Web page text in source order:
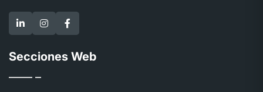
Secciones Web